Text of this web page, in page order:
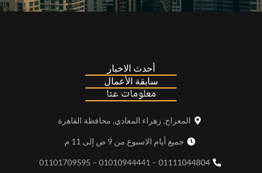
أحدث الاخبار
سابقة الأعمال
معلومات عنا
المعراج, زهراء المعادي, محافظة القاهرة
جميع أيام الاسبوع من 9 ص إلى 11 م
01111044804 – 01010944441 – 01101709595